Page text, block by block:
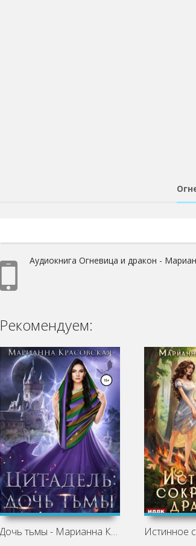
Аудиокнига Огневица и дракон -
Рекомендуем:
Дочь тьмы - Марианна Красовская